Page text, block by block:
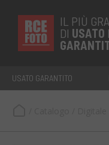
IL PIÙ
DI USATO
USATO GARANTITO